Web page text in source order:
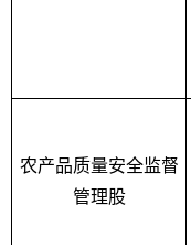
农产品质量安全监督
管理股